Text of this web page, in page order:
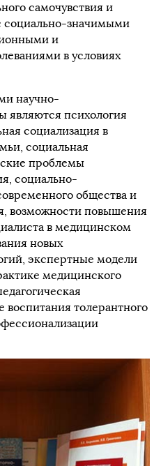
самочувствия и
социально-значимыми
и
в условиях
научно-
являются психология
социализация в
социальная
проблемы
социально-
общества и
возможности повышения
в медицинском
новых
экспертные модели
медицинского
воспитания толерантного